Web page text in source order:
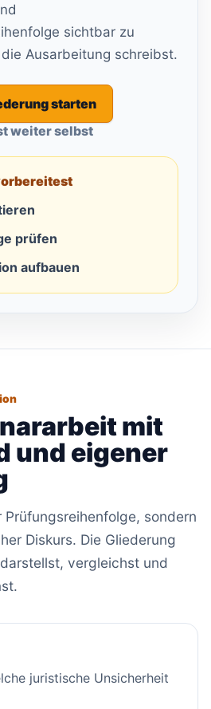
sichtbar zu
Ausarbeitung schreibst.
starten
weiter selbst
prüfen
aufbauen
mit
und eigener
Prüfungsreihenfolge, sondern
Diskurs. Die Gliederung
vergleichst und
juristische Unsicherheit